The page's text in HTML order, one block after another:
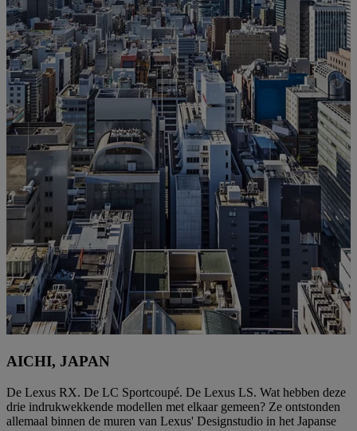
AICHI, JAPAN
De Lexus RX. De LC Sportcoupé. De Lexus LS. Wat hebben deze
drie indrukwekkende modellen met elkaar gemeen? Ze ontstonden
allemaal binnen de muren van Lexus' Designstudio in het Japanse